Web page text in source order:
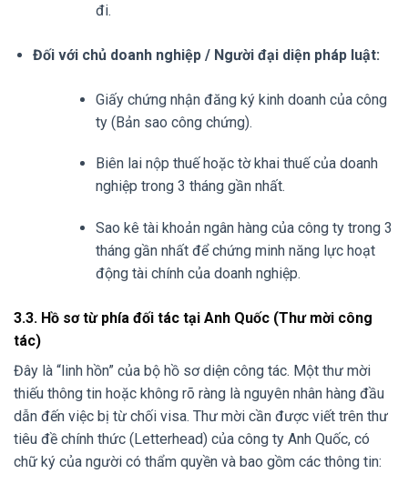
đi.
Đối với chủ doanh nghiệp / Người đại diện pháp luật:
Giấy chứng nhận đăng ký kinh doanh của công
ty (Bản sao công chứng).
Biên lai nộp thuế hoặc tờ khai thuế của doanh
nghiệp trong 3 tháng gần nhất.
Sao kê tài khoản ngân hàng của công ty trong 3
tháng gần nhất để chứng minh năng lực hoạt
động tài chính của doanh nghiệp.
3.3. Hồ sơ từ phía đối tác tại Anh Quốc (Thư mời công
tác)
Đây là “linh hồn” của bộ hồ sơ diện công tác. Một thư mời
thiếu thông tin hoặc không rõ ràng là nguyên nhân hàng đầu
dẫn đến việc bị từ chối visa. Thư mời cần được viết trên thư
tiêu đề chính thức (Letterhead) của công ty Anh Quốc, có
chữ ký của người có thẩm quyền và bao gồm các thông tin: